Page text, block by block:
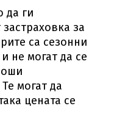
да ги
за
са сезонни
не могат да се
могат да
цената се